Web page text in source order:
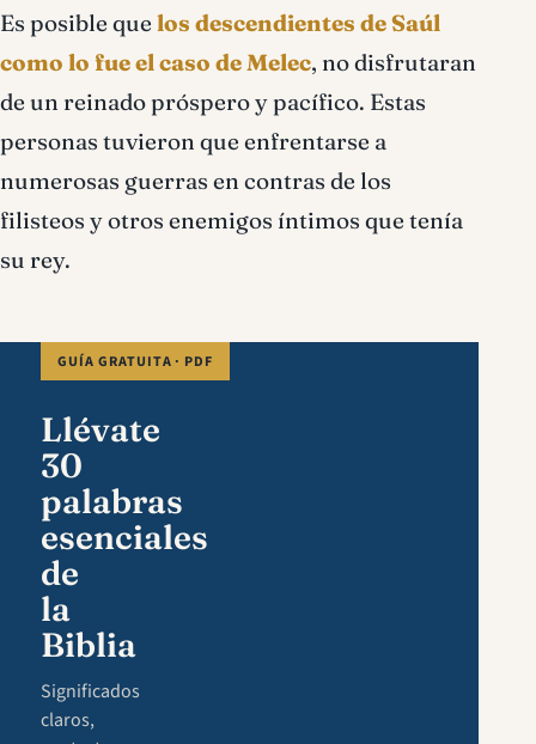
Es posible que los descendientes de Saúl
como lo fue el caso de Melec, no disfrutaran
de un reinado próspero y pacífico. Estas
personas tuvieron que enfrentarse a
numerosas guerras en contras de los
filisteos y otros enemigos íntimos que tenía
su rey.
GUÍA GRATUITA · PDF
Llévate
30
palabras
esenciales
de
la
Biblia
Significados
claros,